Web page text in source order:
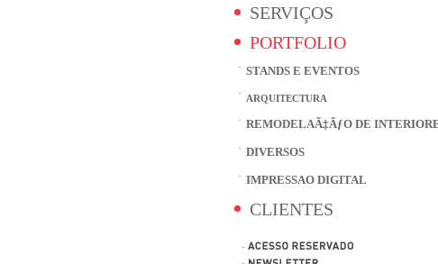
SERVIÇOS
PORTFOLIO
STANDS E EVENTOS
ARQUITECTURA
REMODELAÃ‡ÃƒO DE
DIVERSOS
IMPRESSAO DIGITAL
CLIENTES